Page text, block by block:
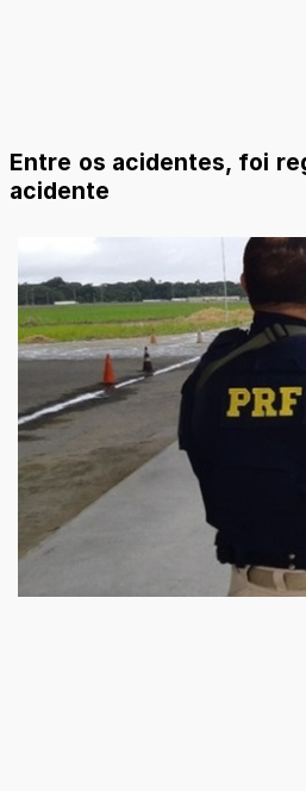
Entre os acidentes, foi
acidente